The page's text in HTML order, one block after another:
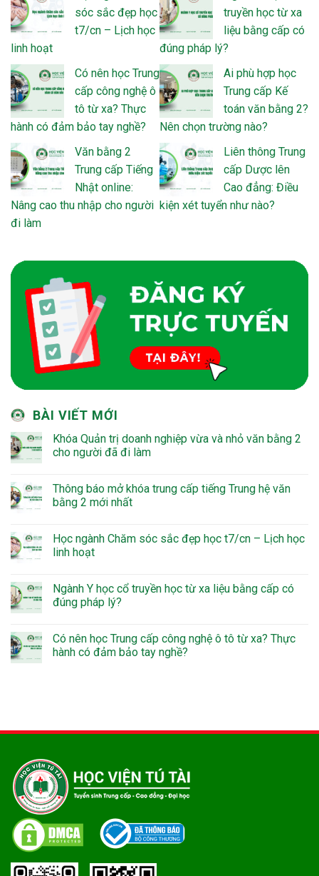
sóc sắc đẹp học
t7/cn – Lịch học
linh hoạt
truyền học từ xa
liệu bằng cấp có
đúng pháp lý?
Có nên học Trung
cấp công nghệ ô
tô từ xa? Thực
hành có đảm bảo tay nghề?
Ai phù hợp học
Trung cấp Kế
toán văn bằng 2?
Nên chọn trường nào?
Văn bằng 2
Trung cấp Tiếng
Nhật online:
Nâng cao thu nhập cho người
đi làm
Liên thông Trung
cấp Dược lên
Cao đẳng: Điều
kiện xét tuyển như nào?
BÀI VIẾT MỚI
Khóa Quản trị doanh nghiệp vừa và nhỏ văn bằng 2
cho người đã đi làm
Thông báo mở khóa trung cấp tiếng Trung hệ văn
bằng 2 mới nhất
Học ngành Chăm sóc sắc đẹp học t7/cn – Lịch học
linh hoạt
Ngành Y học cổ truyền học từ xa liệu bằng cấp có
đúng pháp lý?
Có nên học Trung cấp công nghệ ô tô từ xa? Thực
hành có đảm bảo tay nghề?